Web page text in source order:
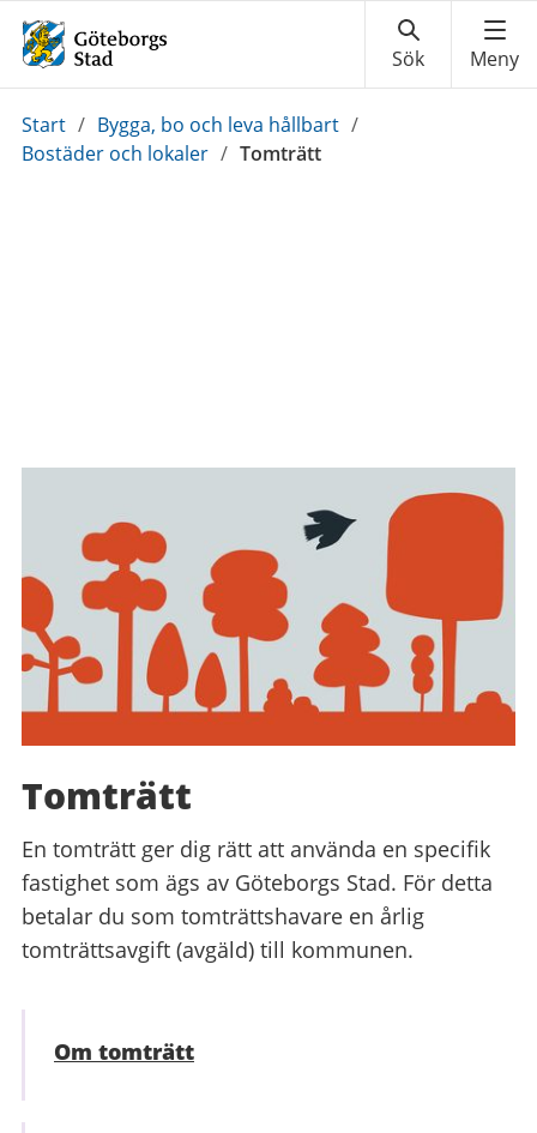
Du
är
Start / Bygga, bo och leva hållbart /
Bostäder och lokaler / Tomträtt
Tomträtt
En tomträtt ger dig rätt att använda en specifik
fastighet som ägs av Göteborgs Stad. För detta
betalar du som tomträttshavare en årlig
tomträttsavgift (avgäld) till kommunen.
Om tomträtt